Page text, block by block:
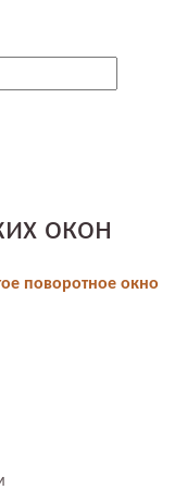
окон
поворотное окно